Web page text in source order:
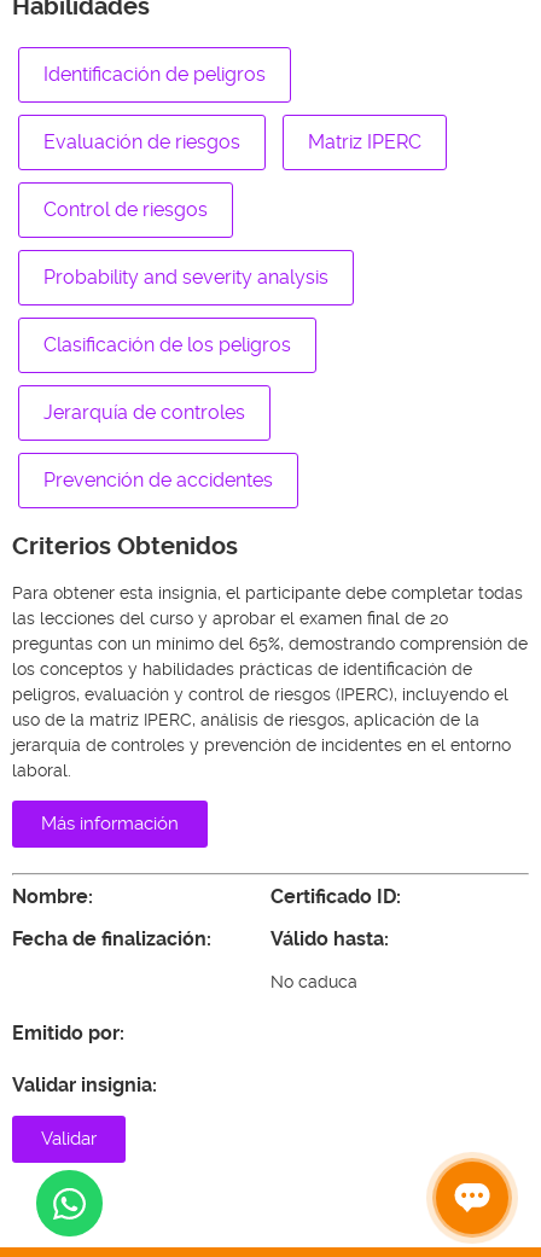
Habilidades
Identificación de peligros
Evaluación de riesgos Matriz IPERC
Control de riesgos
Probability and severity analysis
Clasificación de los peligros
Jerarquía de controles
Prevención de accidentes
Criterios Obtenidos
Para obtener esta insignia, el participante debe completar todas
las lecciones del curso y aprobar el examen final de 20
preguntas con un mínimo del 65%, demostrando comprensión de
los conceptos y habilidades prácticas de identificación de
peligros, evaluación y control de riesgos (IPERC), incluyendo el
uso de la matriz IPERC, análisis de riesgos, aplicación de la
jerarquía de controles y prevención de incidentes en el entorno
laboral.
Más información
Nombre:
Fecha de finalización:
Certificado ID:
Válido hasta:
No caduca
Emitido por:
Validar insignia:
Validar